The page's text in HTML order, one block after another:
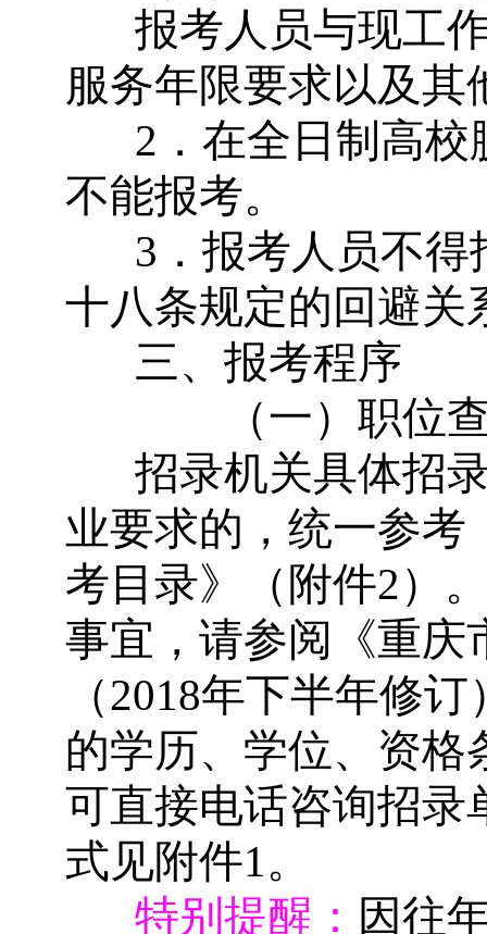
报考人员与现工
服务年限要求以及
2 ．在全日制高
不能报考。
3 ．报考人员不
十八条规定的回避关
三、报考程序
（一）职位
招录机关具体招
业要求的，统一参考
考目录》（附件2）
事宜，请参阅《重庆
（2018年下半年修订
的学历、学位、资格
可直接电话咨询招录
式见附件1。
特别提醒： 因往